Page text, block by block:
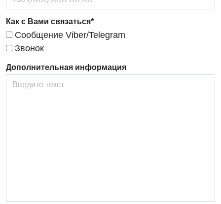
Как с Вами связаться*
Сообщение Viber/Telegram
Звонок
Дополнительная информация